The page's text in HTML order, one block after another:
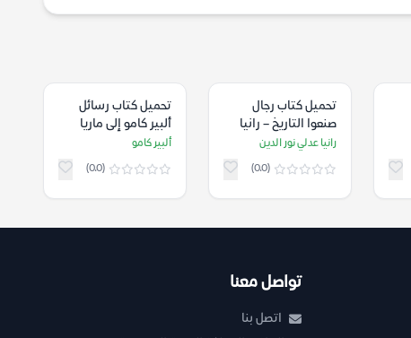
تحميل كتاب رجال
صنعوا التاريخ – رانيا
عدلي نور الدين
رانيا عدلي نور الدين
(0.0)
تحميل كتاب رسائل
ألبير كامو إلى ماريا
كازاراس – ألبير كامو
ألبير كامو
(0.0)
تواصل معنا
اتصل بنا